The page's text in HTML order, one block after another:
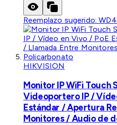
Reemplazo sugerido:
HIKVISION
Monitor IP WiFi Touch
Videoportero IP /
Estándar / Apertura
Monitores / Audio de